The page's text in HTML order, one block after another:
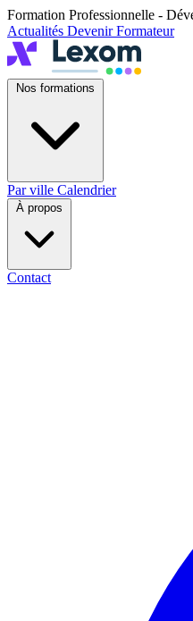
Formation Professionnelle -
Actualités Devenir Formateur
Nos formations
Par ville Calendrier
À propos
Contact